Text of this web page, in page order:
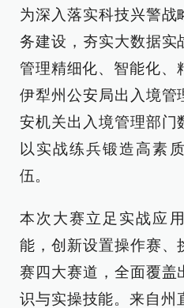
为深入落实科技兴警战
务建设，夯实大数据实
管理精细化、智能化、
伊犁州公安局出入境管
安机关出入境管理部门
以实战练兵锻造高素
伍。
本次大赛立足实战应
能，创新设置操作赛、
赛四大赛道，全面覆盖
识与实操技能。来自州